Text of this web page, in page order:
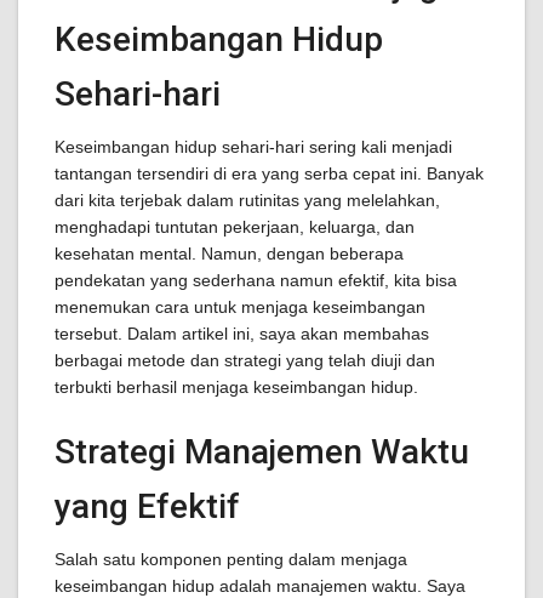
Keseimbangan Hidup
Sehari-hari
Keseimbangan hidup sehari-hari sering kali menjadi
tantangan tersendiri di era yang serba cepat ini. Banyak
dari kita terjebak dalam rutinitas yang melelahkan,
menghadapi tuntutan pekerjaan, keluarga, dan
kesehatan mental. Namun, dengan beberapa
pendekatan yang sederhana namun efektif, kita bisa
menemukan cara untuk menjaga keseimbangan
tersebut. Dalam artikel ini, saya akan membahas
berbagai metode dan strategi yang telah diuji dan
terbukti berhasil menjaga keseimbangan hidup.
Strategi Manajemen Waktu
yang Efektif
Salah satu komponen penting dalam menjaga
keseimbangan hidup adalah manajemen waktu. Saya